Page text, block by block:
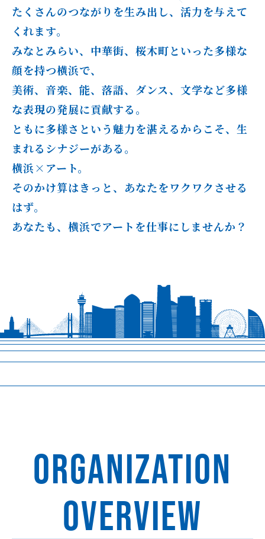
たくさんのつながりを生み出し、活力を与えて
くれます。
みなとみらい、中華街、桜木町といった多様な
顔を持つ横浜で、
美術、音楽、能、落語、ダンス、文学など多様
な表現の発展に貢献する。
ともに多様さという魅力を湛えるからこそ、生
まれるシナジーがある。
横浜×アート。
そのかけ算はきっと、あなたをワクワクさせる
はず。
あなたも、横浜でアートを仕事にしませんか？
ORGANIZATION
OVERVIEW